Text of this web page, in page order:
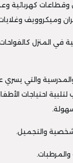
وقطاعات كهربائية
وميكروويف
في المنزل
احتياجات